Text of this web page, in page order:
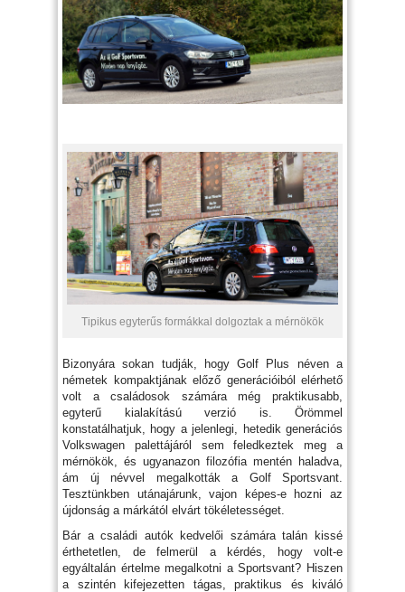
Tipikus egyterűs formákkal dolgoztak a mérnökök
Bizonyára sokan tudják, hogy Golf Plus néven a
németek kompaktjának előző generációiból elérhető
volt a családosok számára még praktikusabb,
egyterű kialakítású verzió is. Örömmel
konstatálhatjuk, hogy a jelenlegi, hetedik generációs
Volkswagen palettájáról sem feledkeztek meg a
mérnökök, és ugyanazon filozófia mentén haladva,
ám új névvel megalkották a Golf Sportsvant.
Tesztünkben utánajárunk, vajon képes-e hozni az
újdonság a márkától elvárt tökéletességet.
Bár a családi autók kedvelői számára talán kissé
érthetetlen, de felmerül a kérdés, hogy volt-e
egyáltalán értelme megalkotni a Sportsvant? Hiszen
a szintén kifejezetten tágas, praktikus és kiváló